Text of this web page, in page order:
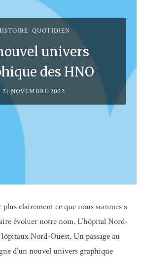
, QUOTIDIEN
univers
des HNO
21 NOVEMBRE 2022
clairement ce que nous sommes a
évoluer notre nom. L’hôpital Nord-
Nord-Ouest. Un passage au
d’un nouvel univers graphique